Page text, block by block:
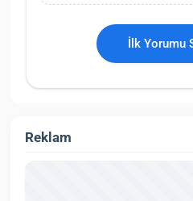
İlk Yorumu
Reklam